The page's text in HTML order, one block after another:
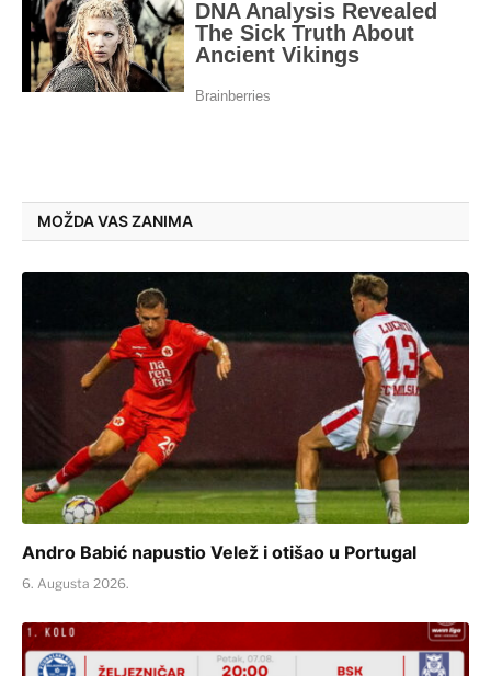
MOŽDA VAS ZANIMA
Andro Babić napustio Velež i otišao u Portugal
6. Augusta 2026.